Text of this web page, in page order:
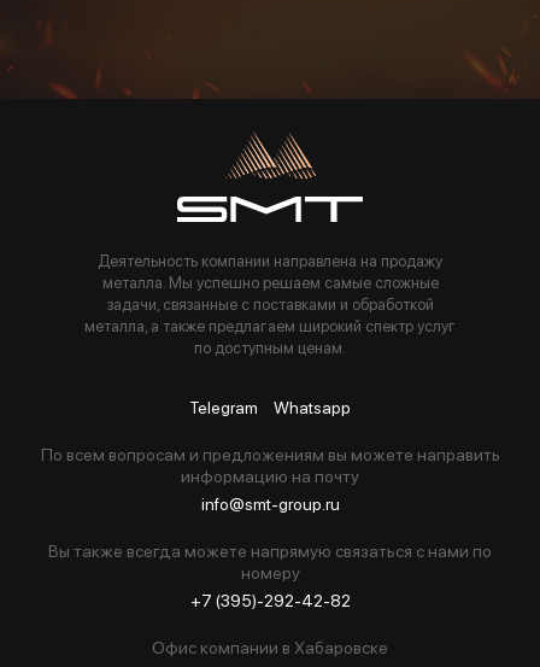
Пользуясь данной формой вы соглашаетесь с политикой компании
Деятельность компании направлена на продажу
металла. Мы успешно решаем самые сложные
задачи, связанные с поставками и обработкой
металла, а также предлагаем широкий спектр услуг
по доступным ценам.
Telegram Whatsapp
По всем вопросам и предложениям вы можете направить
информацию на почту
info@smt-group.ru
Вы также всегда можете напрямую связаться с нами по
номеру
+7 (395)-292-42-82
Офис компании в Хабаровске